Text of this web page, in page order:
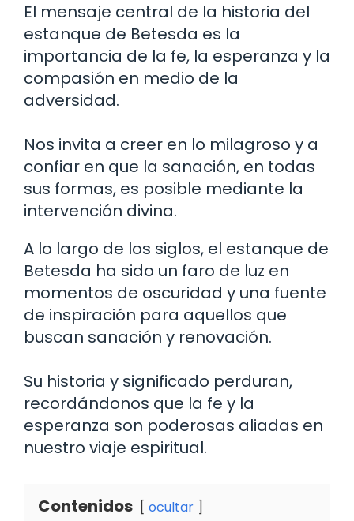
El mensaje central de la historia del
estanque de Betesda es la
importancia de la fe, la esperanza y la
compasión en medio de la
adversidad.
Nos invita a creer en lo milagroso y a
confiar en que la sanación, en todas
sus formas, es posible mediante la
intervención divina.
A lo largo de los siglos, el estanque de
Betesda ha sido un faro de luz en
momentos de oscuridad y una fuente
de inspiración para aquellos que
buscan sanación y renovación.
Su historia y significado perduran,
recordándonos que la fe y la
esperanza son poderosas aliadas en
nuestro viaje espiritual.
Contenidos ocultar